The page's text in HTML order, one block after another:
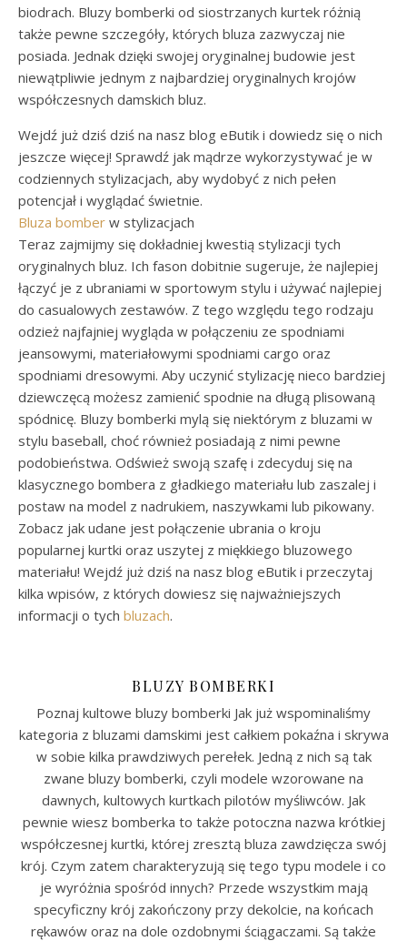
biodrach. Bluzy bomberki od siostrzanych kurtek różnią
także pewne szczegóły, których bluza zazwyczaj nie
posiada. Jednak dzięki swojej oryginalnej budowie jest
niewątpliwie jednym z najbardziej oryginalnych krojów
współczesnych damskich bluz.
Wejdź już dziś dziś na nasz blog eButik i dowiedz się o nich
jeszcze więcej! Sprawdź jak mądrze wykorzystywać je w
codziennych stylizacjach, aby wydobyć z nich pełen
potencjał i wyglądać świetnie.
Bluza bomber w stylizacjach
Teraz zajmijmy się dokładniej kwestią stylizacji tych
oryginalnych bluz. Ich fason dobitnie sugeruje, że najlepiej
łączyć je z ubraniami w sportowym stylu i używać najlepiej
do casualowych zestawów. Z tego względu tego rodzaju
odzież najfajniej wygląda w połączeniu ze spodniami
jeansowymi, materiałowymi spodniami cargo oraz
spodniami dresowymi. Aby uczynić stylizację nieco bardziej
dziewczęcą możesz zamienić spodnie na długą plisowaną
spódnicę. Bluzy bomberki mylą się niektórym z bluzami w
stylu baseball, choć również posiadają z nimi pewne
podobieństwa. Odśwież swoją szafę i zdecyduj się na
klasycznego bombera z gładkiego materiału lub zaszalej i
postaw na model z nadrukiem, naszywkami lub pikowany.
Zobacz jak udane jest połączenie ubrania o kroju
popularnej kurtki oraz uszytej z miękkiego bluzowego
materiału! Wejdź już dziś na nasz blog eButik i przeczytaj
kilka wpisów, z których dowiesz się najważniejszych
informacji o tych bluzach.
BLUZY BOMBERKI
Poznaj kultowe bluzy bomberki Jak już wspominaliśmy
kategoria z bluzami damskimi jest całkiem pokaźna i skrywa
w sobie kilka prawdziwych perełek. Jedną z nich są tak
zwane bluzy bomberki, czyli modele wzorowane na
dawnych, kultowych kurtkach pilotów myśliwców. Jak
pewnie wiesz bomberka to także potoczna nazwa krótkiej
współczesnej kurtki, której zresztą bluza zawdzięcza swój
krój. Czym zatem charakteryzują się tego typu modele i co
je wyróżnia spośród innych? Przede wszystkim mają
specyficzny krój zakończony przy dekolcie, na końcach
rękawów oraz na dole ozdobnymi ściągaczami. Są także